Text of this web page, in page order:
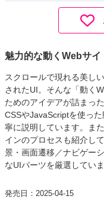
魅力的な動くWebサイ
スクロールで現れる美し
されたUI。そんな「動く
ためのアイデアが詰まっ
CSSやJavaScriptを使っ
寧に説明しています。ま
インのプロセスも紹介し
景・画面遷移／ナビゲー
なUIパーツを厳選していま
発売日：2025-04-15